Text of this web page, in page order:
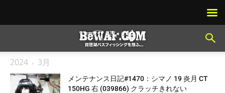
2024 3月
メンテナンス日記#1470：シマノ 19 炎月 CT
150HG 右 (039866) クラッチきれない